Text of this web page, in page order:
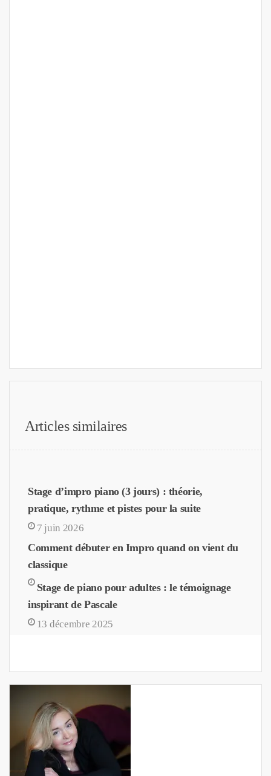
Articles similaires
Stage d’impro piano (3 jours) : théorie,
pratique, rythme et pistes pour la suite
7 juin 2026
Comment débuter en Impro quand on vient du
classique
Stage de piano pour adultes : le témoignage
inspirant de Pascale
13 décembre 2025